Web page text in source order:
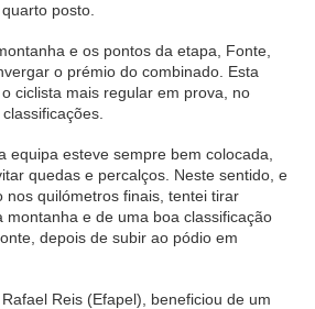
posto.
e os pontos da etapa, Fonte,
o prémio do combinado. Esta
ciclista mais regular em prova, no
equipa esteve sempre bem colocada,
quedas e percalços. Neste sentido, e
nos quilómetros finais, tentei tirar
montanha e de uma boa classificação
depois de subir ao pódio em
Reis (Efapel), beneficiou de um